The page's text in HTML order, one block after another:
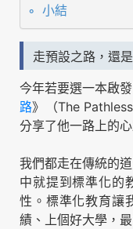
小結
走預設之路，還
今年若要選一本啟
路》（The
分享了他一路上的
我們都走在傳統的
中就提到標準化的
性。標準化教育讓
績、上個好大學，